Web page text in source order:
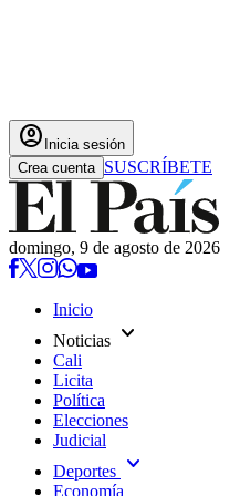
account_circle Inicia sesión
Crea cuenta SUSCRÍBETE
domingo, 9 de agosto de 2026
Inicio
Noticias expand_more
Cali
Licita
Política
Elecciones
Judicial
Deportes expand_more
Economía